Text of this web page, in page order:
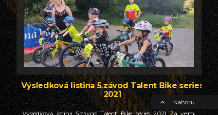
Výsledková listina 5.závod Talent Bike series
2021
Výsledková listina 5.závod Talent Bike series 2021 Za velmi
Nahoru